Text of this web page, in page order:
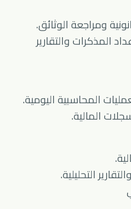
ومراجعة الوثائق.
المذكرات والتقارير
المحاسبية اليومية.
المالية.
التحليلية.